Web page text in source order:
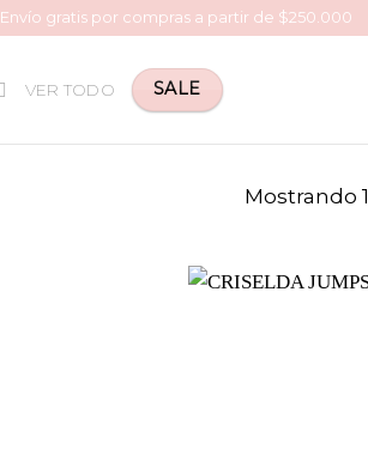
Envío gratis por compras a partir de $250.000
VER TODO SALE
Mostrando